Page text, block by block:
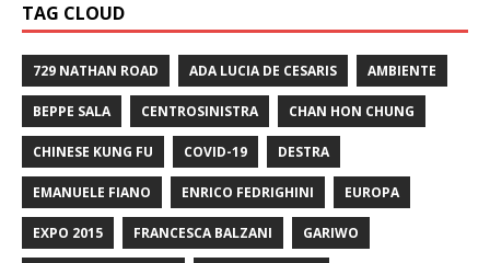
TAG CLOUD
729 NATHAN ROAD ADA LUCIA DE CESARIS AMBIENTE
BEPPE SALA CENTROSINISTRA CHAN HON CHUNG
CHINESE KUNG FU COVID-19 DESTRA
EMANUELE FIANO ENRICO FEDRIGHINI EUROPA
EXPO 2015 FRANCESCA BALZANI GARIWO